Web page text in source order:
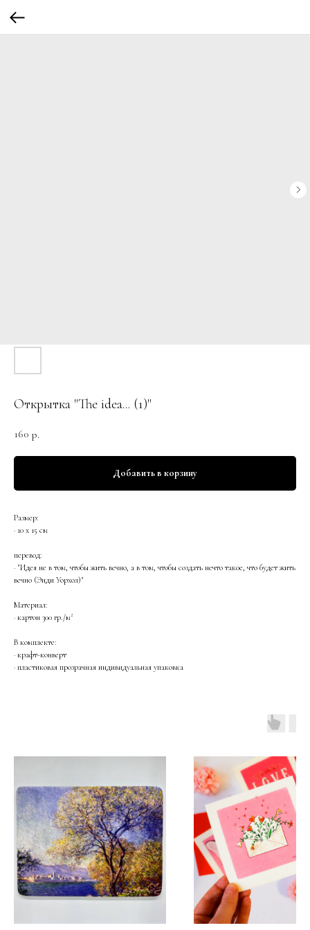
Открытка "The idea... (1)"
160 р.
Добавить в корзину
Размер:
· 10 х 15 см
перевод:
​· "Идея не в том, чтобы жить вечно, а в том, чтобы создать нечто такое, что будет жить
вечно (Энди Уорхол)"
Материал:
· картон 300 гр./м²
В комплекте:
· крафт-конверт
· пластиковая прозрачная индивидуальная упаковка